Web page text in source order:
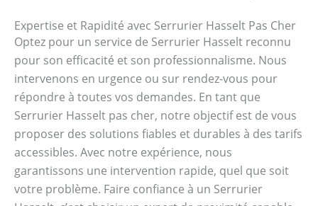
Expertise et Rapidité avec Serrurier Hasselt Pas Cher
Optez pour un service de Serrurier Hasselt reconnu
pour son efficacité et son professionnalisme. Nous
intervenons en urgence ou sur rendez-vous pour
répondre à toutes vos demandes. En tant que
Serrurier Hasselt pas cher, notre objectif est de vous
proposer des solutions fiables et durables à des tarifs
accessibles. Avec notre expérience, nous
garantissons une intervention rapide, quel que soit
votre problème. Faire confiance à un Serrurier